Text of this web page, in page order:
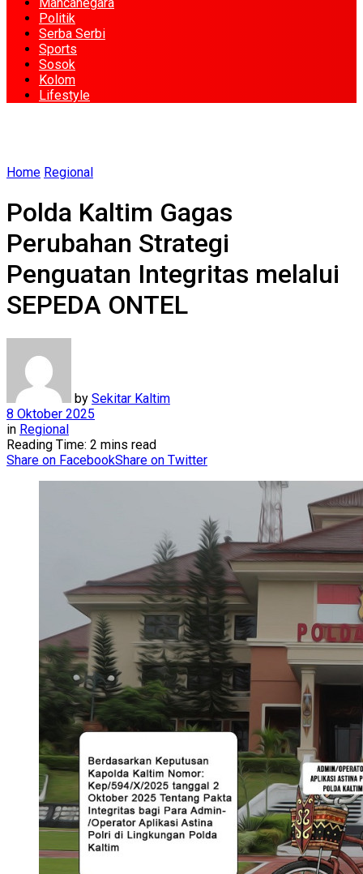
Politik
Serba Serbi
Sports
Sosok
Kolom
Lifestyle
Home Regional
Polda Kaltim Gagas
Perubahan Strategi
Penguatan Integritas melalui
SEPEDA ONTEL
by Sekitar Kaltim
8 Oktober 2025
in Regional
Reading Time: 2 mins read
Share on FacebookShare on Twitter